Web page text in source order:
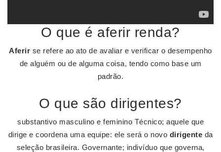
O que é aferir renda?
Aferir se refere ao ato de avaliar e verificar o desempenho
de alguém ou de alguma coisa, tendo como base um
padrão.
O que são dirigentes?
substantivo masculino e feminino Técnico; aquele que
dirige e coordena uma equipe: ele será o novo dirigente da
seleção brasileira. Governante; indivíduo que governa,